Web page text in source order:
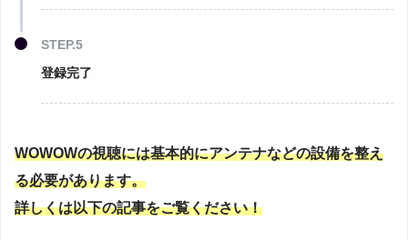
STEP.5
登録完了
WOWOWの視聴には基本的にアンテナなどの設備を整え
る必要があります。
詳しくは以下の記事をご覧ください！